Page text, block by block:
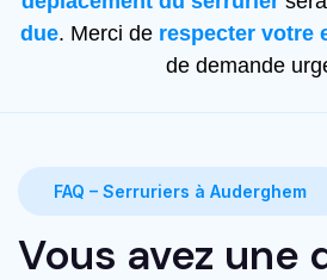
due. Merci de respecter votre
de demande
FAQ – Serruriers à Auderghem
Vous avez une